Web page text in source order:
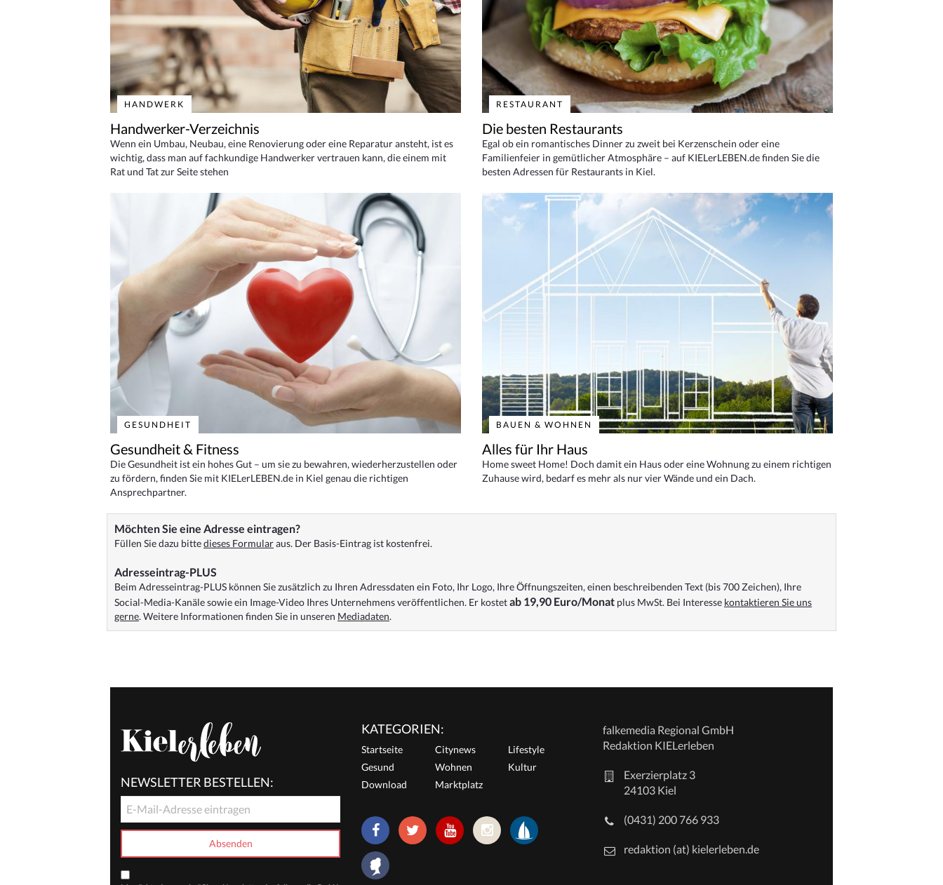
HANDWERK
Handwerker-Verzeichnis
Wenn ein Umbau, Neubau, eine Renovierung oder eine Reparatur ansteht, ist es
wichtig, dass man auf fachkundige Handwerker vertrauen kann, die einem mit
Rat und Tat zur Seite stehen
RESTAURANT
Die besten Restaurants
Egal ob ein romantisches Dinner zu zweit bei Kerzenschein oder eine
Familienfeier in gemütlicher Atmosphäre – auf KIELerLEBEN.de finden Sie die
besten Adressen für Restaurants in Kiel.
GESUNDHEIT
Gesundheit & Fitness
Die Gesundheit ist ein hohes Gut – um sie zu bewahren, wiederherzustellen oder
zu fördern, finden Sie mit KIELerLEBEN.de in Kiel genau die richtigen
Ansprechpartner.
BAUEN & WOHNEN
Alles für Ihr Haus
Home sweet Home! Doch damit ein Haus oder eine Wohnung zu einem richtigen
Zuhause wird, bedarf es mehr als nur vier Wände und ein Dach.
Möchten Sie eine Adresse eintragen?
Füllen Sie dazu bittedieses Formularaus. Der Basis-Eintrag ist kostenfrei.
Adresseintrag-PLUS
Beim Adresseintrag-PLUS können Sie zusätzlich zu Ihren Adressdaten ein Foto, Ihr Logo, Ihre Öffnungszeiten, einen beschreibenden Text (bis 700 Zeichen), Ihre
Social-Media-Kanäle sowie ein Image-Video Ihres Unternehmens veröffentlichen. Er kostetab 19,90 Euro/Monat plus MwSt. Bei Interesse kontaktieren Sie uns
gerne. Weitere Informationen finden Sie in unseren Mediadaten.
NEWSLETTER BESTELLEN:
KATEGORIEN:
Startseite Citynews
Lifestyle
Gesund
Wohnen
Kultur
Download
Marktplatz
falkemedia Regional GmbH
Redaktion KIELerleben
Exerzierplatz 3
24103 Kiel
(0431) 200 766 933
redaktion (at) kielerleben.de